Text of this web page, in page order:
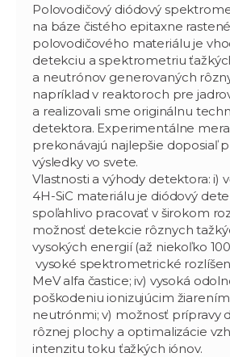
Polovodičový diódový
na báze čistého epitaxne
polovodičového materiálu je
detekciu a spektrometriu
a neutrónov generovaných
napríklad v reaktoroch pre
a realizovali sme originálnu
detektora. Experimentálne
prekonávajú najlepšie doposiaľ
výsledky vo svete.
Vlastnosti a výhody detektora: i)
4H-SiC materiálu je diódový
spoľahlivo pracovať v širokom
možnosť detekcie rôznych
vysokých energií (až niekoľko 100
vysoké spektrometrické
MeV alfa častice; iv) vysoká
poškodeniu ionizujúcim
neutrónmi; v) možnosť prípravy
rôznej plochy a optimalizácie
intenzitu toku ťažkých iónov.